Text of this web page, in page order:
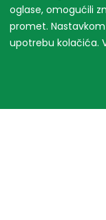
oglase, omogućili
promet.
upotrebu kolačića.